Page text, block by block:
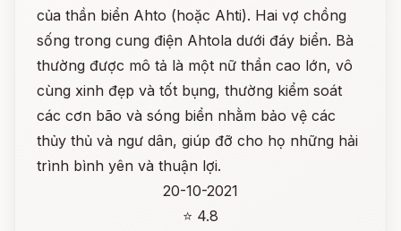
của thần biển Ahto (hoặc Ahti). Hai vợ chồng
sống trong cung điện Ahtola dưới đáy biển. Bà
thường được mô tả là một nữ thần cao lớn, vô
cùng xinh đẹp và tốt bụng, thường kiểm soát
các cơn bão và sóng biển nhằm bảo vệ các
thủy thủ và ngư dân, giúp đỡ cho họ những hải
trình bình yên và thuận lợi.
20-10-2021
⭐ 4.8